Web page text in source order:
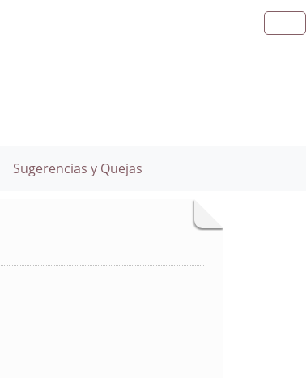
Sugerencias y Quejas